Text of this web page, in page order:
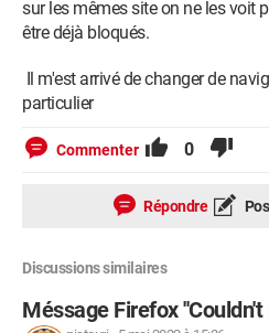
sur les mêmes site on ne les voit
être déjà bloqués.
Il m'est arrivé de changer de
particulier
Commenter 0
Répondre
Discussions similaires
Méssage Firefox ''Couldn't